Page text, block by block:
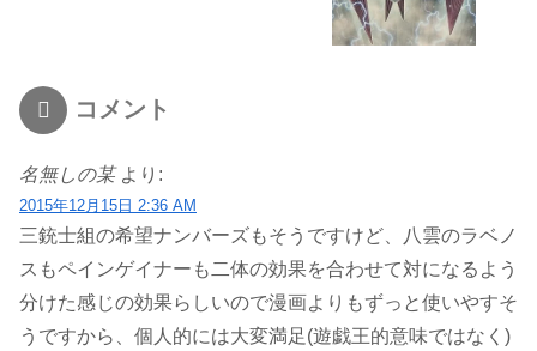
コメント
名無しの某 より:
2015年12月15日 2:36 AM
三銃士組の希望ナンバーズもそうですけど、八雲のラベノ
スもペインゲイナーも二体の効果を合わせて対になるよう
分けた感じの効果らしいので漫画よりもずっと使いやすそ
うですから、個人的には大変満足(遊戯王的意味ではなく)